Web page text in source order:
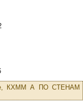
КХММ А ПО СТЕНАМ